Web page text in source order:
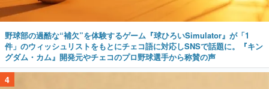
野球部の過酷な“補欠”を体験するゲーム『球ひろいSimulator』が「1
件」のウィッシュリストをもとにチェコ語に対応しSNSで話題に。『キン
グダム・カム』開発元やチェコのプロ野球選手から称賛の声
4